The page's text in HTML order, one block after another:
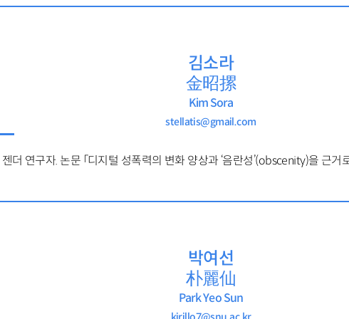
김소라
金昭摞
Kim Sora
stellatis@gmail.com
젠더 연구자. 논문 「디지털 성폭력의 변화 양상과 ‘음란성’(obscenity)을 근거
박여선
朴麗仙
Park Yeo Sun